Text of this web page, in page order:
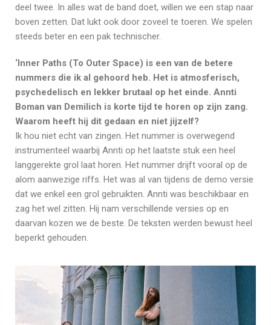
deel twee. In alles wat de band doet, willen we een stap naar
boven zetten. Dat lukt ook door zoveel te toeren. We spelen
steeds beter en een pak technischer.
‘Inner Paths (To Outer Space) is een van de betere
nummers die ik al gehoord heb. Het is atmosferisch,
psychedelisch en lekker brutaal op het einde. Annti
Boman van Demilich is korte tijd te horen op zijn zang.
Waarom heeft hij dit gedaan en niet jijzelf?
Ik hou niet echt van zingen. Het nummer is overwegend
instrumenteel waarbij Annti op het laatste stuk een heel
langgerekte grol laat horen. Het nummer drijft vooral op de
alom aanwezige riffs. Het was al van tijdens de demo versie
dat we enkel een grol gebruikten. Annti was beschikbaar en
zag het wel zitten. Hij nam verschillende versies op en
daarvan kozen we de beste. De teksten werden bewust heel
beperkt gehouden.